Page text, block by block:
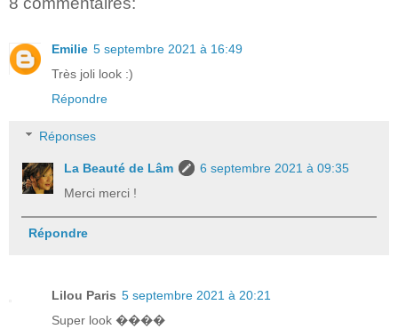
Emilie 5 septembre 2021 à 16:49
Très joli look :)
Répondre
Réponses
La Beauté de Lâm
6 septembre 2021 à 09:35
Merci merci !
Répondre
Lilou Paris 5 septembre 2021 à 20:21
Super look ����